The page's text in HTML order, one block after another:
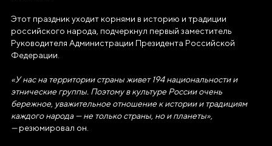
Этот праздник уходит корнями в историю и традиции
российского народа, подчеркнул первый заместитель
Руководителя Администрации Президента Российской
Федерации.
«У нас на территории страны живет 194 национальности и
этнические группы. Поэтому в культуре России очень
бережное, уважительное отношение к истории и традициям
каждого народа — не только страны, но и планеты»,
—резюмировал он.
119180, город Москва, пер Бродников, д. 7
стр. 2
ОГРН
1237700185645
ИНН/КПП
9703137862/770601001